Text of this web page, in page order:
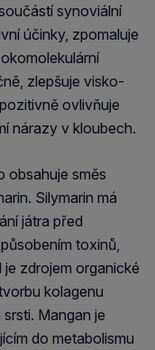
synoviální
účinky, zpomaluje
zlepšuje visko-
ovlivňuje
nárazy v kloubech.
obsahuje směs
Silymarin má
játra před
toxinů,
zdrojem organické
kolagenu
Mangan je
do metabolismu